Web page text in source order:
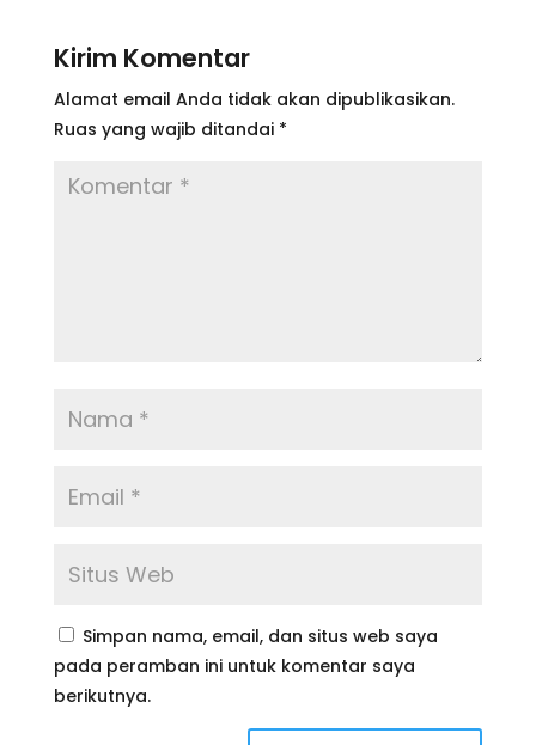
Kirim Komentar
Alamat email Anda tidak akan dipublikasikan.
Ruas yang wajib ditandai *
Simpan nama, email, dan situs web saya
pada peramban ini untuk komentar saya
berikutnya.